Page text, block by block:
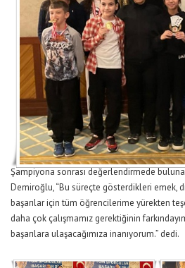
Şampiyona sonrası değerlendirmede
Demiroğlu, “Bu süreçte gösterdikleri emek,
başarılar için tüm öğrencilerime yürekten
daha çok çalışmamız gerektiğinin
başarılara ulaşacağımıza inanıyorum.” dedi.